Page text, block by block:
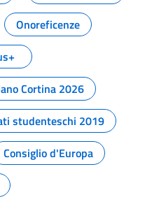
Onoreficenze
Cortina 2026
studenteschi 2019
Consiglio d'Europa